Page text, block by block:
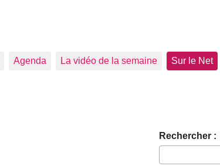
Agenda La vidéo de la semaine Sur le Net
Rechercher :